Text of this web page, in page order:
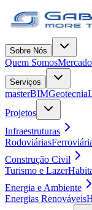
Sobre Nós
Quem Somos
Serviços
masterBIMGeotecnia
Projetos
Infraestruturas
Rodoviárias
Construção Civil
Turismo e Lazer
Energia e Ambiente
Energias Renováveis